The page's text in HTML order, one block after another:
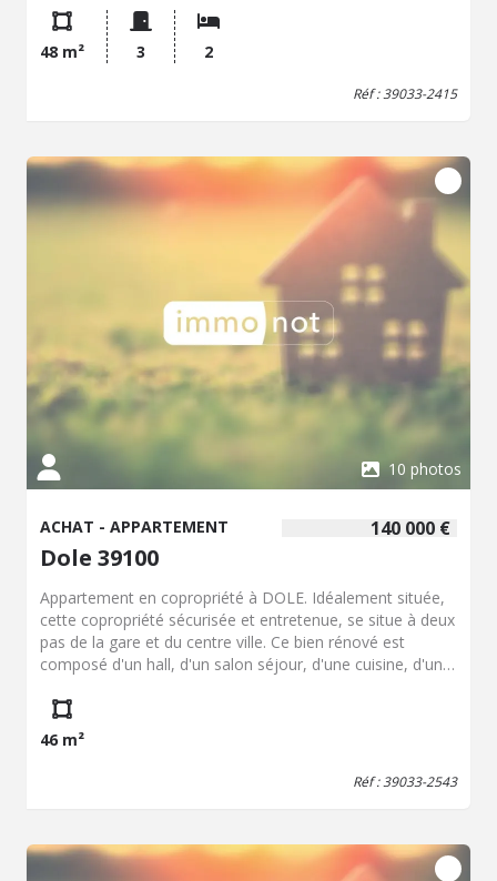
MOURCELY, Mobile : 07 78 41 43 41, Email :
melanie.mourcely.39033@notaires.fr
SCP BARTHEN RUIZ VANDEL8 rue Joseph Thoret 39100
https://prismeoffice.adnov.fr/media/view/0/0/0/0/
48 m² 3 2
Réf : 39033-2415
10 photos
140 000 €
ACHAT - APPARTEMENT
Dole 39100
Appartement en copropriété à DOLE. Idéalement située,
cette copropriété sécurisée et entretenue, se situe à deux
pas de la gare et du centre ville. Ce bien rénové est
composé d'un hall, d'un salon séjour, d'une cuisine, d'une
cave et d'un grenier. La résidence est sécurisée et bien
entretenue. Prix de vente HNI: 140 000€ DPE : C
Coordonnées négociatrice: Mélanie MOURCELY. Tel:
melanie.mourcely@brv.notaires.fr
http://www.georisques.gouv.fr.
46 m²
Réf : 39033-2543